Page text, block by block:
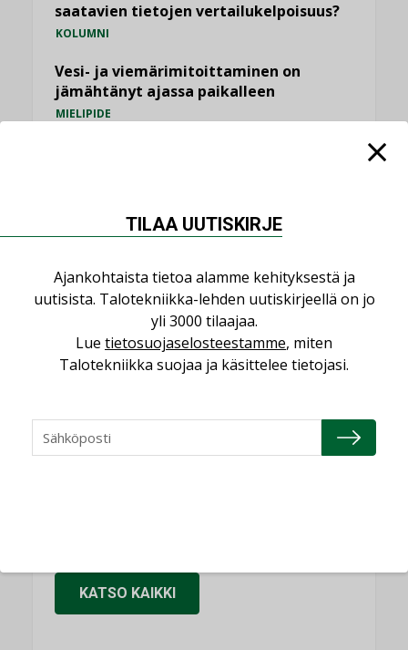
saatavien tietojen vertailukelpoisuus?
KOLUMNI
Vesi- ja viemärimitoittaminen on
jämähtänyt ajassa paikalleen
MIELIPIDE
NIMITYKSET
Consti
NIMITYKSET
NIMITYKSET
Granlund Oy
KATSO KAIKKI
TILAA UUTISKIRJE
Ajankohtaista tietoa alamme kehityksestä ja
uutisista. Talotekniikka-lehden uutiskirjeellä on jo
yli 3000 tilaajaa.
Lue tietosuojaselosteestamme, miten
Talotekniikka suojaa ja käsittelee tietojasi.